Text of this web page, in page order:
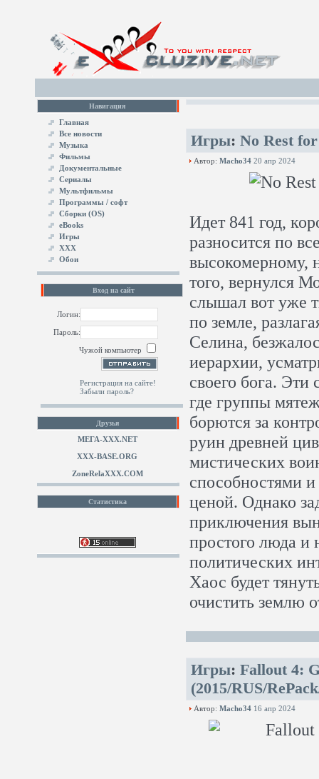
Навигация
Главная
Все новости
Музыка
Фильмы
Документальные
Сериалы
Мультфильмы
Программы / софт
Сборки (OS)
eBooks
Игры
XXX
Обои
Вход на сайт
Логин:
Пароль:
Чужой компьютер
Регистрация на сайте!
Забыли пароль?
Друзья
МЕГА-ХХХ.NET
XXX-BASE.ORG
ZoneRelaXXX.COM
Статистика
Игры: No Rest
Автор: Macho34 20 апр 2024
Идет 841 год,
разносится по
высокомерному,
того, вернулся
слышал вот уже
по земле,
Селина,
иерархии,
своего бога. Эти
где группы
борются за
руин древней
мистических
способностями
ценой. Однако
приключения
простого люда и
политических
Хаос будет
очистить землю
Игры: Fallout 4:
(2015/RUS/
Автор: Macho34 16 апр 2024